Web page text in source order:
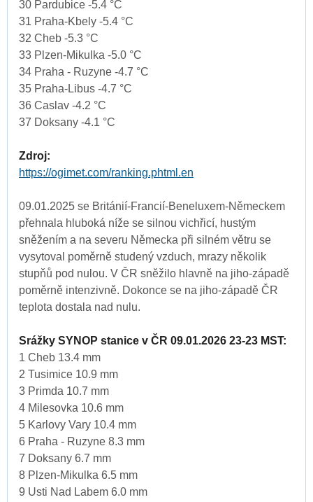
30 Pardubice -5.4 °C
31 Praha-Kbely -5.4 °C
32 Cheb -5.3 °C
33 Plzen-Mikulka -5.0 °C
34 Praha - Ruzyne -4.7 °C
35 Praha-Libus -4.7 °C
36 Caslav -4.2 °C
37 Doksany -4.1 °C
Zdroj:
https://ogimet.com/ranking.phtml.en
09.01.2025 se Británií-Francií-Beneluxem-Německem
přehnala hluboká níže se silnou vichřicí, hustým
sněžením a na severu Německa při silném větru se
vysytoval poměrně studený vzduch, mrazy několik
stupňů pod nulou. V ČR sněžilo hlavně na jiho-západě
poměrně intenzivně. Dokonce se na jiho-západě ČR
teplota dostala nad nulu.
Srážky SYNOP stanice v ČR 09.01.2026 23-23 MST:
1 Cheb 13.4 mm
2 Tusimice 10.9 mm
3 Primda 10.7 mm
4 Milesovka 10.6 mm
5 Karlovy Vary 10.4 mm
6 Praha - Ruzyne 8.3 mm
7 Doksany 6.7 mm
8 Plzen-Mikulka 6.5 mm
9 Usti Nad Labem 6.0 mm